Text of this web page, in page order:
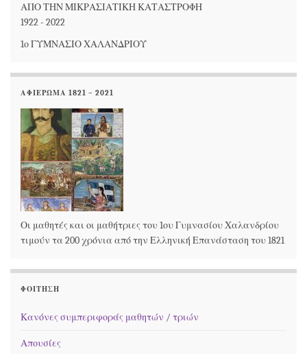
ΑΠΟ ΤΗΝ ΜΙΚΡΑΣΙΑΤΙΚΗ ΚΑΤΑΣΤΡΟΦΗ
1922 - 2022
1ο ΓΥΜΝΑΣΙΟ ΧΑΛΑΝΔΡΙΟΥ
ΑΦΙΕΡΩΜΑ 1821 – 2021
Οι μαθητές και οι μαθήτριες του 1ου Γυμνασίου Χαλανδρίου
τιμούν τα 200 χρόνια από την Ελληνική Επανάσταση του 1821
ΦΟΊΤΗΣΗ
Κανόνες συμπεριφοράς μαθητών / τριών
Απουσίες